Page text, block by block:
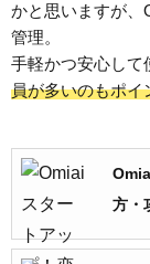
かと思いますが、
管理。
手軽かつ安心して
員が多いのもポイ
方・